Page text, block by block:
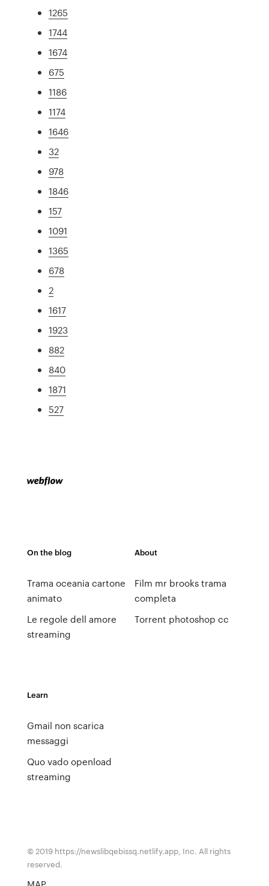
1265
1744
1674
675
1186
1174
1646
32
978
1846
157
1091
1365
678
2
1617
1923
882
840
1871
527
On the blog
Trama oceania cartone
animato
Le regole dell amore
streaming
About
Film mr brooks trama
completa
Torrent photoshop cc
Learn
Gmail non scarica
messaggi
Quo vado openload
streaming
© 2019 https://newslibqebissq.netlify.app, Inc. All rights
reserved.